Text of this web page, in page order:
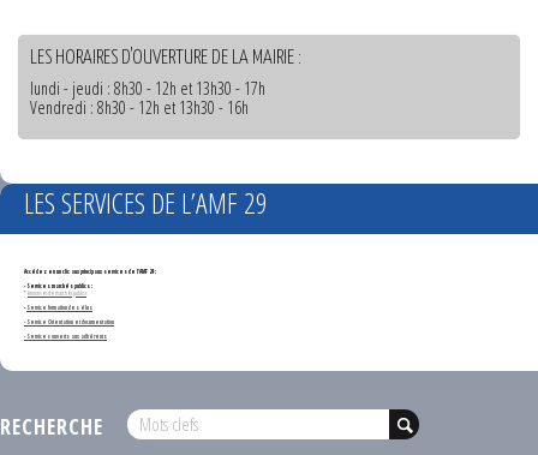
LES HORAIRES D'OUVERTURE DE LA MAIRIE :
lundi - jeudi : 8h30 - 12h et 13h30 - 17h
Vendredi : 8h30 - 12h et 13h30 - 16h
LES SERVICES DE L’AMF 29
Accédez en un clic aux principaux services de l'AMF 29 :
- Services marchés publics :
*Annonces de marchés publics
-Service formation des élus
- Service Orientation et documentation
- Services ouverts aux adhérents
RECHERCHE